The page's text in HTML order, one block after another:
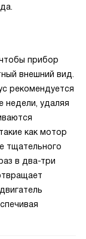
прибор
внешний вид.
рекомендуется
недели, удаляя
как мотор
тщательного
в два-три